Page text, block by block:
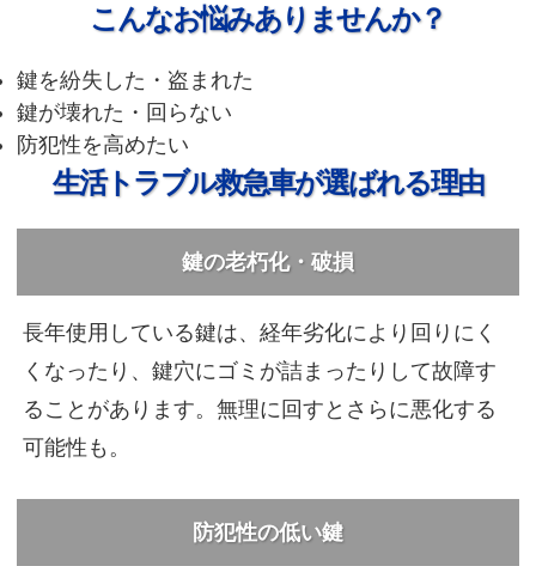
こんなお悩みありませんか？
鍵を紛失した・盗まれた
鍵が壊れた・回らない
防犯性を高めたい
生活トラブル救急車が選ばれる理由
鍵の老朽化・破損
長年使用している鍵は、経年劣化により回りにく
くなったり、鍵穴にゴミが詰まったりして故障す
ることがあります。無理に回すとさらに悪化する
可能性も。
防犯性の低い鍵